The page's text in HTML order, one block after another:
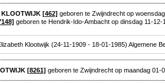
KLOOTWIJK [462] geboren te Zwijndrecht op
geboren te Hendrik-Ido-Ambacht op dinsdag 11-
Klootwijk (24-11-1909 - 18-01-1985) Algemene
[8261] geboren te Zwijndrecht op maandag 01-